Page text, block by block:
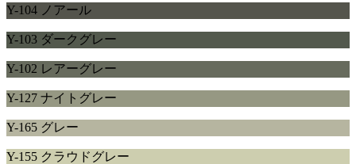
Y-104 ノアール
Y-103 ダークグレー
Y-102 レアーグレー
Y-127 ナイトグレー
Y-165 グレー
Y-155 クラウドグレー